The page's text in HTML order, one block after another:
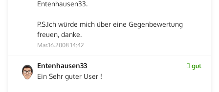
Entenhausen33.
P.S.Ich würde mich über eine Gegenbewertung
freuen, danke.
Mar.16.2008 14:42
Entenhausen33 gut
Ein Sehr guter User !